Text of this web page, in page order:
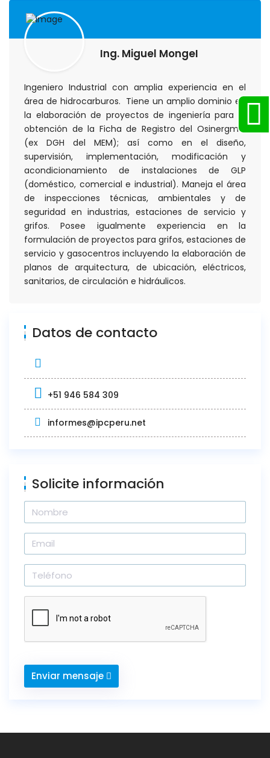
Ing. Miguel MongeI
Ingeniero Industrial con amplia experiencia en el
área de hidrocarburos. Tiene un amplio dominio en
la elaboración de proyectos de ingeniería para la
obtención de la Ficha de Registro del Osinergmin
(ex DGH del MEM); así como en el diseño,
supervisión, implementación, modificación y
acondicionamiento de instalaciones de GLP
(doméstico, comercial e industrial). Maneja el área
de inspecciones técnicas, ambientales y de
seguridad en industrias, estaciones de servicio y
grifos. Posee igualmente experiencia en la
formulación de proyectos para grifos, estaciones de
servicio y gasocentros incluyendo la elaboración de
planos de arquitectura, de ubicación, eléctricos,
sanitarios, de circulación e hidráulicos.
Datos de contacto
+51 946 584 309
informes@ipcperu.net
Solicite información
Enviar mensaje